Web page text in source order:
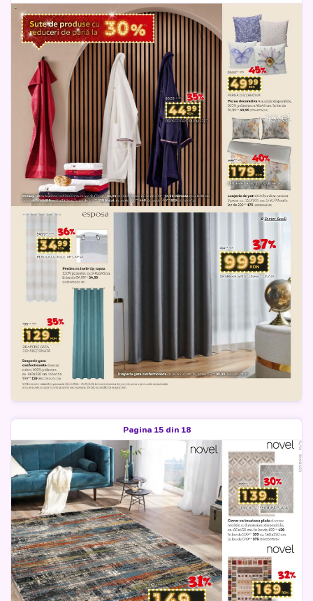
Pagina 15 din 18